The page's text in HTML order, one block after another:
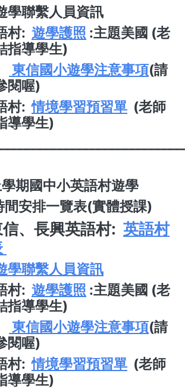
學聯繫人員資訊
村: 遊學護照 :主題美國 (老
指導學生)
東信國小遊學注意事項(請
閱喔)
村:情境學習預習單 (老師
導學生)
期國中小英語村遊學
一覽表(實體授課)
、長興英語村: 英語村
學聯繫人員資訊
村: 遊學護照 :主題美國 (老
指導學生)
東信國小遊學注意事項(請
閱喔)
村:情境學習預習單 (老師
導學生)